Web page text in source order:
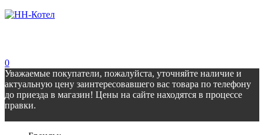
0
Уважаемые покупатели, пожалуйста, уточняйте наличие и
актуальную цену заинтересовавшего вас товара по телефону
до приезда в магазин! Цены на сайте находятся в процессе
правки.